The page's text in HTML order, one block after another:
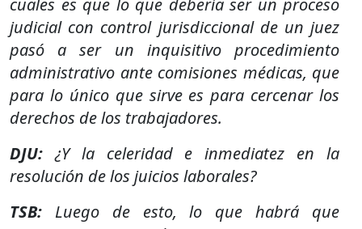
cuales es que lo que debería ser un proceso
judicial con control jurisdiccional de un juez
pasó a ser un inquisitivo procedimiento
administrativo ante comisiones médicas, que
para lo único que sirve es para cercenar los
derechos de los trabajadores.
DJU: ¿Y la celeridad e inmediatez en la
resolución de los juicios laborales?
TSB: Luego de esto, lo que habrá que